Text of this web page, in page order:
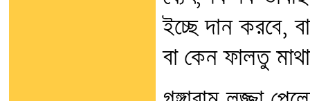
ইচ্ছে দান করবে,
বা কেন ফালতু